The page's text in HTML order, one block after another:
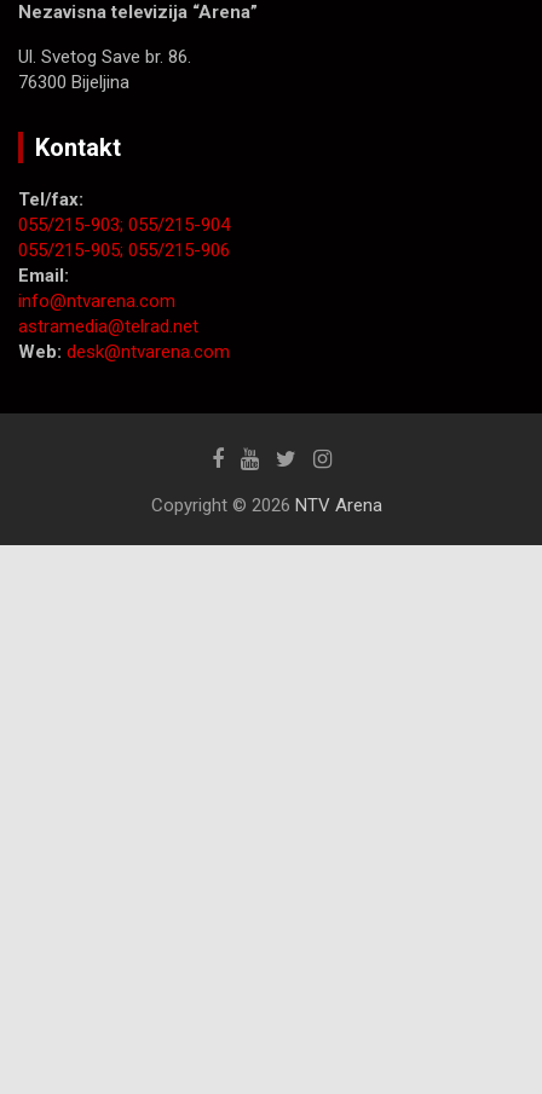
Nezavisna televizija “Arena”
Ul. Svetog Save br. 86.
76300 Bijeljina
Kontakt
Tel/fax:
055/215-903; 055/215-904
055/215-905; 055/215-906
Email:
info@ntvarena.com
astramedia@telrad.net
Web: desk@ntvarena.com
Copyright © 2026 NTV Arena